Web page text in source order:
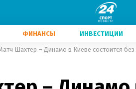
ФИНАНСЫ ИНВЕСТИЦИИ
Шахтер – Динамо в Киеве состоится без